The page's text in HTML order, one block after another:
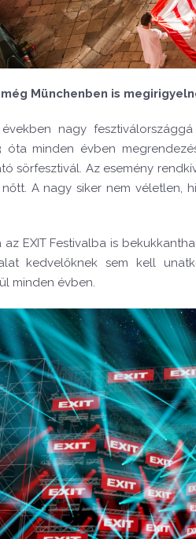
Münchenben is
nagy
óta minden évben
sörfesztivál. Az esemény
A nagy siker nem véletlen,
az EXIT Festivalba is
kedvelőknek sem kell
minden évben.